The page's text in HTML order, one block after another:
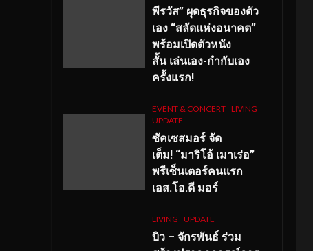
พีรวัส” ผุดธุรกิจของตัว
เอง “สลัดแห่งอนาคต”
พร้อมเปิดตัวหนัง
สั้น เล่นเอง-กำกับเอง
ครั้งแรก!
EVENT & CONCERT LIVING
UPDATE
ซัคเซสมอร์ จัด
เต็ม! “มาริโอ้ เมาเร่อ”
พรีเซ็นเตอร์คนแรก
เอส.โอ.ดี มอร์
LIVING UPDATE
บิว – จักรพันธ์ ร่วม